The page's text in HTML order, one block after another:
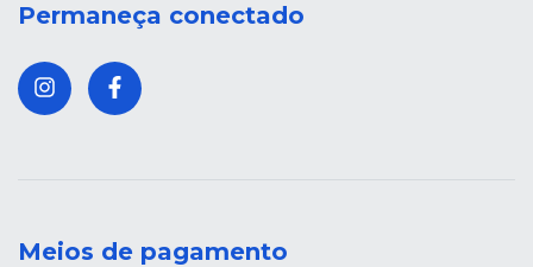
Permaneça conectado
Meios de pagamento